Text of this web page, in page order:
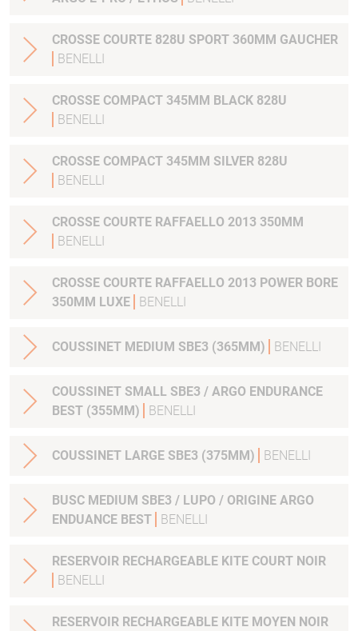
CROSSE COURTE 828U SPORT 360MM GAUCHER
BENELLI
CROSSE COMPACT 345MM BLACK 828U
BENELLI
CROSSE COMPACT 345MM SILVER 828U
BENELLI
CROSSE COURTE RAFFAELLO 2013 350MM
BENELLI
CROSSE COURTE RAFFAELLO 2013 POWER BORE
350MM LUXE
BENELLI
COUSSINET MEDIUM SBE3 (365MM) BENELLI
COUSSINET SMALL SBE3 / ARGO ENDURANCE
BEST (355MM)
BENELLI
COUSSINET LARGE SBE3 (375MM) BENELLI
BUSC MEDIUM SBE3 / LUPO / ORIGINE ARGO
ENDUANCE BEST
BENELLI
RESERVOIR RECHARGEABLE KITE COURT NOIR
BENELLI
RESERVOIR RECHARGEABLE KITE MOYEN NOIR